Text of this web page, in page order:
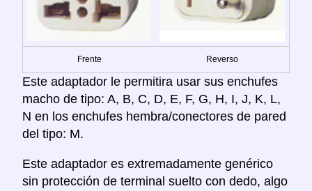
Frente Reverso
Este adaptador le permitira usar sus enchufes
macho de tipo: A, B, C, D, E, F, G, H, I, J, K, L,
N en los enchufes hembra/conectores de pared
del tipo: M.
Este adaptador es extremadamente genérico
sin protección de terminal suelto con dedo, algo